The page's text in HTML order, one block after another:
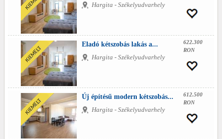
Hargita - Székelyudvarhely
Eladó kétszobás lakás a...
Hargita - Székelyudvarhely
622.300
RON
Új építésű modern kétszobás...
Hargita - Székelyudvarhely
612.500
RON